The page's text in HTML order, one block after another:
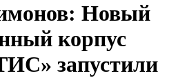
Новый
корпус
запустили